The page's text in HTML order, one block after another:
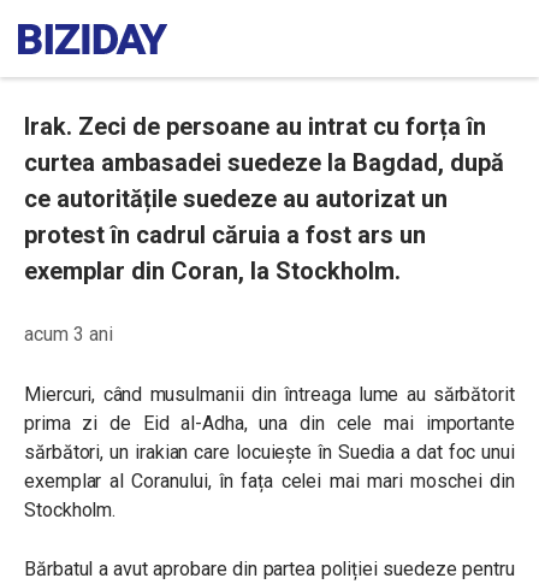
Irak. Zeci de persoane au intrat cu forța în
curtea ambasadei suedeze la Bagdad, după
ce autoritățile suedeze au autorizat un
protest în cadrul căruia a fost ars un
exemplar din Coran, la Stockholm.
acum 3 ani
Miercuri, când musulmanii din întreaga lume au sărbătorit
prima zi de Eid al-Adha, una din cele mai importante
sărbători, un irakian care locuiește în Suedia a dat foc unui
exemplar al Coranului, în fața celei mai mari moschei din
Stockholm.
Bărbatul a avut aprobare din partea poliției suedeze pentru